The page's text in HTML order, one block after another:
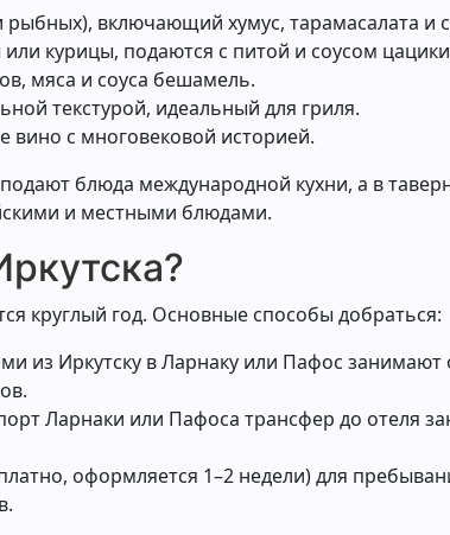
рыбных), включающий хумус, тарамасалата и
курицы, подаются с питой и соусом
мяса и соуса бешамель.
текстурой, идеальный для гриля.
вино с многовековой историей.
блюда международной кухни, а в
и местными блюдами.
круглый год. Основные способы добраться:
из Иркутску в Ларнаку или Пафос
Ларнаки или Пафоса трансфер до отеля
оформляется 1–2 недели) для